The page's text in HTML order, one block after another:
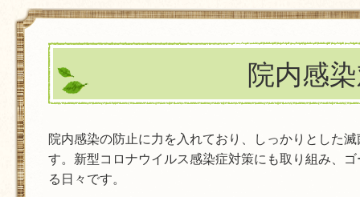
院内感
院内感染の防止に力を入れており、しっかりとした
す。新型コロナウイルス感染症対策にも取り組み、
る日々です。